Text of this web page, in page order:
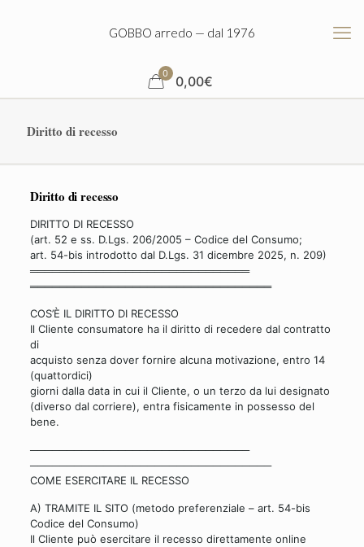
GOBBO arredo — dal 1976
0 0,00€
Diritto di recesso
Diritto di recesso
DIRITTO DI RECESSO
(art. 52 e ss. D.Lgs. 206/2005 – Codice del Consumo;
art. 54-bis introdotto dal D.Lgs. 31 dicembre 2025, n. 209)
══════════════════════════════
═════════════════════════════════
COS’È IL DIRITTO DI RECESSO
Il Cliente consumatore ha il diritto di recedere dal contratto
di
acquisto senza dover fornire alcuna motivazione, entro 14
(quattordici)
giorni dalla data in cui il Cliente, o un terzo da lui designato
(diverso dal corriere), entra fisicamente in possesso del
bene.
──────────────────────────────
─────────────────────────────────
COME ESERCITARE IL RECESSO
A) TRAMITE IL SITO (metodo preferenziale – art. 54-bis
Codice del Consumo)
Il Cliente può esercitare il recesso direttamente online